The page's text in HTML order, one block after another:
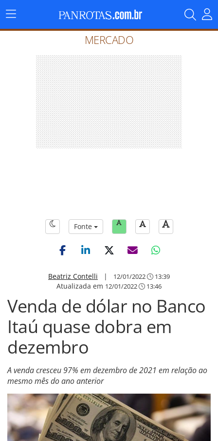
Menu
Principal
MERCADO
Fonte
Beatriz Contelli | 12/01/2022 13:39
Atualizada em 12/01/2022 13:46
Venda de dólar no Banco
Itaú quase dobra em
dezembro
A venda cresceu 97% em dezembro de 2021 em relação ao
mesmo mês do ano anterior